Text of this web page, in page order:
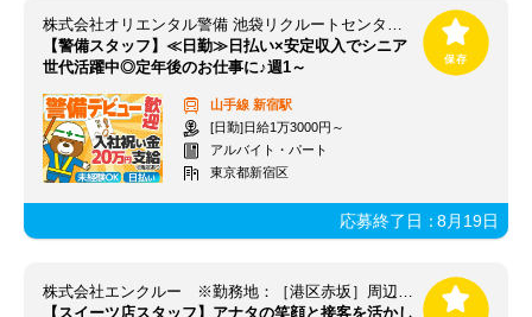
【警備スタッフ】≪日勤≫日払い×安定収入でシニア
世代活躍中◎定年後のお仕事に♪週1～
山手線 新宿駅
[日勤]日給1万3000円～
アルバイト・パート
東京都新宿区
応募終了日：8月19日
【スイーツ店スタッフ】アナタの笑顔と接客を活かし